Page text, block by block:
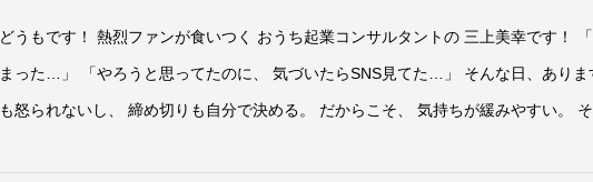
どうもです！ 熱烈ファンが食いつく おうち起業コンサルタントの 三上美幸です！
まった…」 「やろうと思ってたのに、 気づいたらSNS見てた…」 そんな日、ありま
も怒られないし、 締め切りも自分で決める。 だからこそ、 気持ちが緩みやすい。